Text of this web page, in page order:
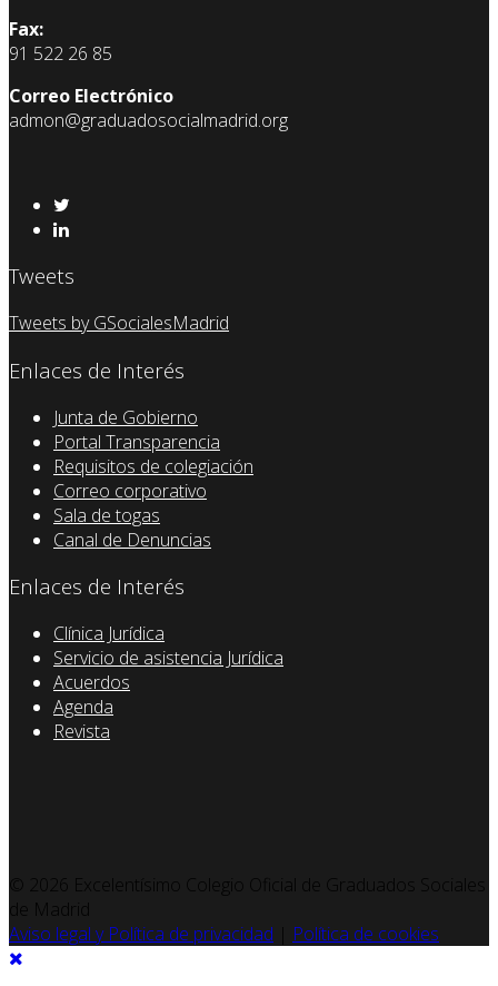
Fax:
91 522 26 85
Correo Electrónico
admon@graduadosocialmadrid.org
Tweets
Tweets by GSocialesMadrid
Enlaces de Interés
Junta de Gobierno
Portal Transparencia
Requisitos de colegiación
Correo corporativo
Sala de togas
Canal de Denuncias
Enlaces de Interés
Clínica Jurídica
Servicio de asistencia Jurídica
Acuerdos
Agenda
Revista
© 2026 Excelentísimo Colegio Oficial de Graduados Sociales
de Madrid
Aviso legal y Política de privacidad
Política de cookies